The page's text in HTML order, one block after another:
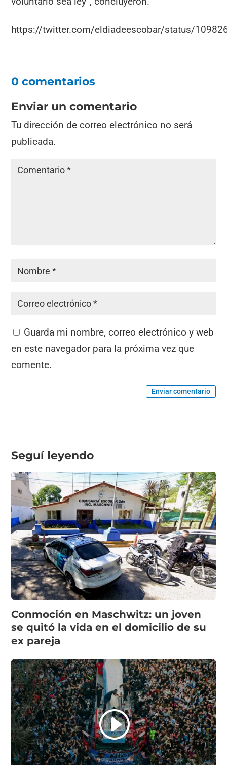
https://twitter.com/eldiadeescobar/status/
0 comentarios
Enviar un comentario
Tu dirección de correo electrónico no será
publicada.
Guarda mi nombre, correo electrónico y web
en este navegador para la próxima vez que
comente.
Enviar comentario
Seguí leyendo
Conmoción en Maschwitz: un joven
se quitó la vida en el domicilio de su
ex pareja